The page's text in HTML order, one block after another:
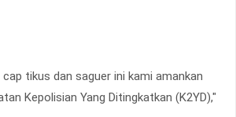
tikus dan saguer ini kami amankan
Kepolisian Yang Ditingkatkan (K2YD),"